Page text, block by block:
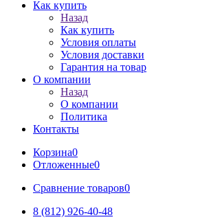
Как купить
Назад
Как купить
Условия оплаты
Условия доставки
Гарантия на товар
О компании
Назад
О компании
Политика
Контакты
Корзина0
Отложенные0
Сравнение товаров0
8 (812) 926-40-48